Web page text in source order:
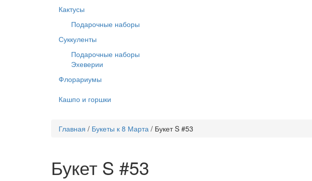
Кактусы
Подарочные наборы
Суккуленты
Подарочные наборы
Эхеверии
Флорариумы
Кашпо и горшки
Вы
Главная / Букеты к 8 Марта / Букет S #53
Букет S #53